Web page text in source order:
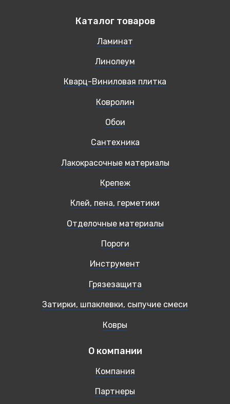
Каталог товаров
Ламинат
Линолеум
Кварц-Виниловая плитка
Ковролин
Обои
Сантехника
Лакокрасочные материалы
Крепеж
Клей, пена, герметики
Отделочные материалы
Пороги
Инструмент
Грязезащита
Затирки, шпаклевки, сыпучие смеси
Ковры
О компании
Компания
Партнеры